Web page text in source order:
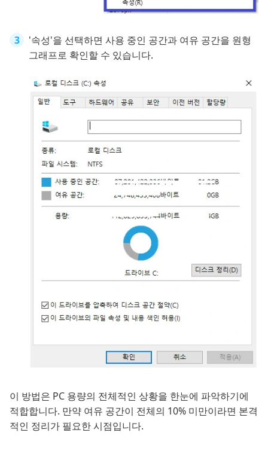
'속성'을 선택하면 사용 중인 공간과 여유 공간을 원형
그래프로 확인할 수 있습니다.
이 방법은 PC 용량의 전체적인 상황을 한눈에 파악하기에
적합합니다. 만약 여유 공간이 전체의 10% 미만이라면 본격
적인 정리가 필요한 시점입니다.